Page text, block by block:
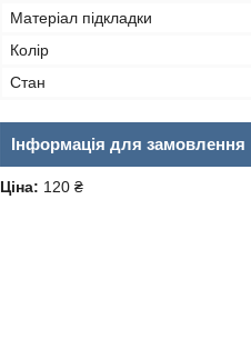
Матеріал підкладки
Колір
Стан
Інформація для замовлення
Ціна: 120 ₴